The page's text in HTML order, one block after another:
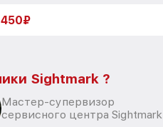
450₽
Sightmark ?
Мастер-супервизор
сервисного центра Sightmark